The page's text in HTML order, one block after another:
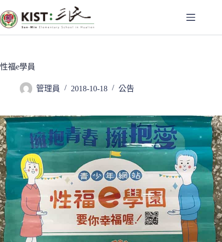
至
主
容
性福e學員
管理員 2018-10-18 公告